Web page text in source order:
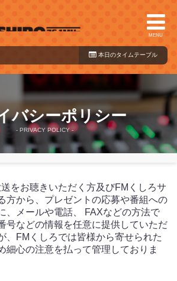
MENU
本日のタイ ムテーブル
バシーポリシー
- PRIVACY POLICY -
をお聴きいただく方及びFMくしろサ
方から、プレゼントの応募や番組への
、メールや電話、 FAXなどの方法で
号などの情報を任意に提供していただ
、FMくしろでは皆様から寄せられた
細心の注意を払って管理しておりま